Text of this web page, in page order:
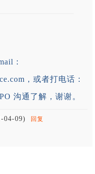
：
，或者打电话：
沟通了解，谢谢。
04-09) 回复